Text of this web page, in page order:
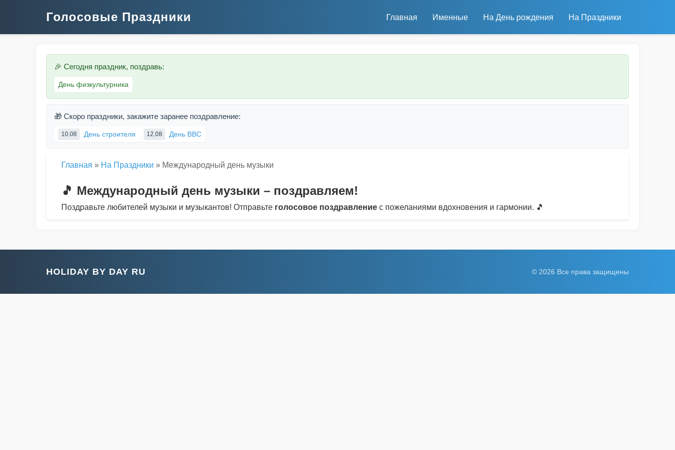
Голосовые Праздники Главная Именные На День рождения На Праздники
🎉 Сегодня праздник, поздравь:
День физкультурника
🎁 Скоро праздники, закажите заранее поздравление:
10.08 День строителя 12.08 День ВВС
Главная » На Праздники » Международный день музыки
🎵 Международный день музыки – поздравляем!
Поздравьте любителей музыки и музыкантов! Отправьте голосовое поздравление с пожеланиями вдохновения и гармонии. 🎵
HOLIDAY BY DAY RU © 2026 Все права защищены